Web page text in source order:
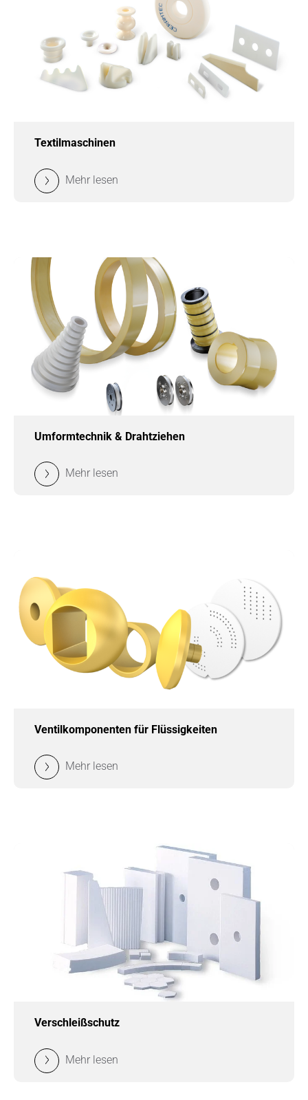
Textilmaschinen
Mehr lesen
Umformtechnik & Drahtziehen
Mehr lesen
Ventilkomponenten für Flüssigkeiten
Mehr lesen
Verschleißschutz
Mehr lesen